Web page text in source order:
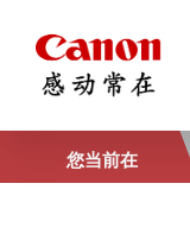
您当前在